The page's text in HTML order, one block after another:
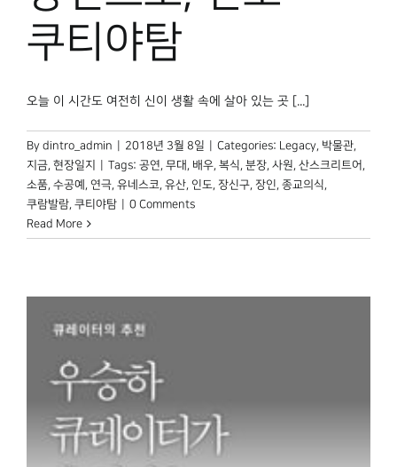
쿠티야탐
오늘 이 시간도 여전히 신이 생활 속에 살아 있는 곳 [...]
By dintro_admin 2018년 3월 8일 Categories: Legacy, 박물관,
지금, 현장일지 Tags: 공연, 무대 , 배우, 복식, 분장, 사원, 산스크리트어 ,
소품, 수공예 , 연극, 유네스코, 유산, 인도, 장신구, 장인, 종교의식,
쿠람발람, 쿠티야탐
0 Comments
Read More